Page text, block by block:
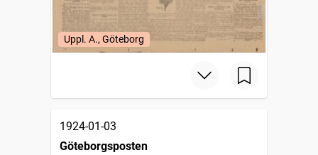
Uppl. A., Göteborg
1924-01-03
Göteborgsposten